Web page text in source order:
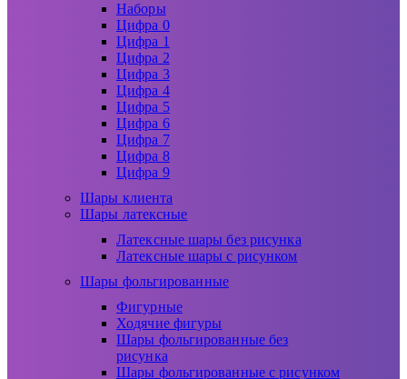
Наборы
Цифра 0
Цифра 1
Цифра 2
Цифра 3
Цифра 4
Цифра 5
Цифра 6
Цифра 7
Цифра 8
Цифра 9
Шары клиента
Шары латексные
Латексные шары без рисунка
Латексные шары с рисунком
Шары фольгированные
Фигурные
Ходячие фигуры
Шары фольгированные без
рисунка
Шары фольгированные с рисунком